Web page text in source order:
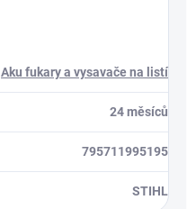
Aku fukary a vysavače na listí
24 měsíců
795711995195
STIHL